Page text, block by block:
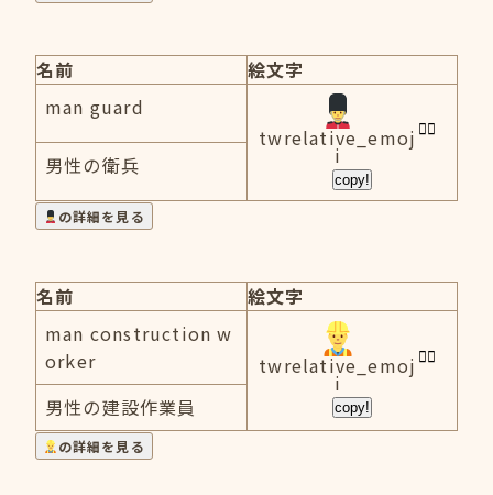
名前
絵文字
man guard
twrelative_emoj
i
copy!
男性の衛兵
の詳細を見る
名前
絵文字
man construction w
orker
twrelative_emoj
i
copy!
男性の建設作業員
の詳細を見る